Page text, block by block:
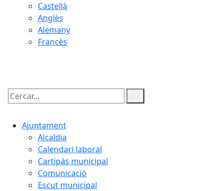
Castellà
Anglès
Alemany
Francès
Cercar:
Ajuntament
Alcaldia
Calendari laboral
Cartipàs municipal
Comunicació
Escut municipal